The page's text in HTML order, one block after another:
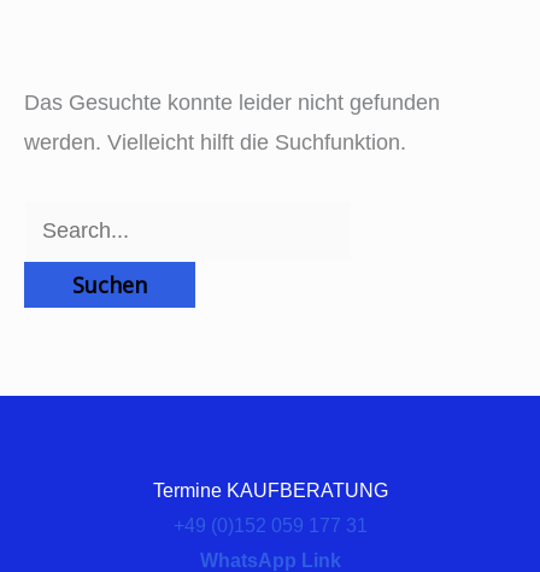
Das Gesuchte konnte leider nicht gefunden
werden. Vielleicht hilft die Suchfunktion.
Termine KAUFBERATUNG
+49 (0)152 059 177 31
WhatsApp Link